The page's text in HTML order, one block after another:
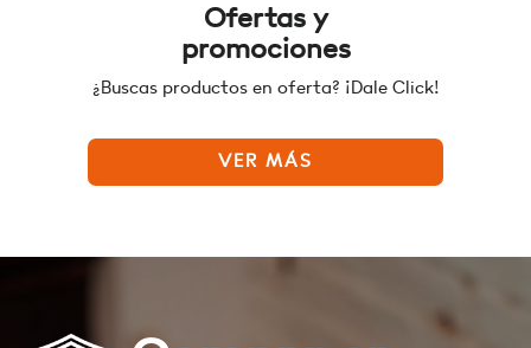
Ofertas y
promociones
¿Buscas productos en oferta? ¡Dale Click!
VER MÁS